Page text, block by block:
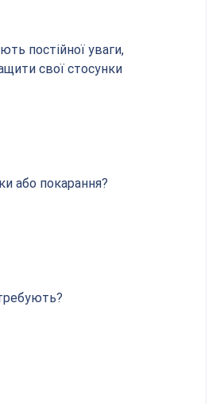
постійної уваги,
свої стосунки
або покарання?